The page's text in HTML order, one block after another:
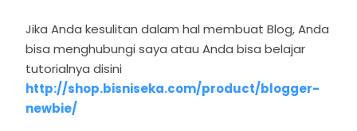
Jika Anda kesulitan dalam hal membuat Blog, Anda
bisa menghubungi saya atau Anda bisa belajar
tutorialnya disini
http://shop.bisniseka.com/product/blogger-
newbie/